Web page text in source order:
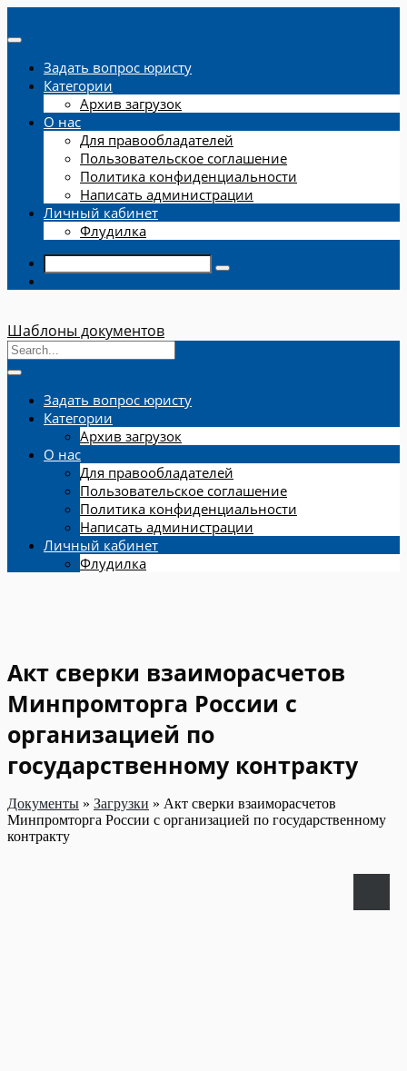
Задать вопрос юристу
Категории
Архив загрузок
О нас
Для правообладателей
Пользовательское соглашение
Политика конфиденциальности
Написать администрации
Личный кабинет
Флудилка
Шаблоны документов
Задать вопрос юристу
Категории
Архив загрузок
О нас
Для правообладателей
Пользовательское соглашение
Политика конфиденциальности
Написать администрации
Личный кабинет
Флудилка
Акт сверки взаиморасчетов
Минпромторга России с
организацией по
государственному контракту
Документы » Загрузки » Акт сверки взаиморасчетов
Минпромторга России с организацией по государственному
контракту